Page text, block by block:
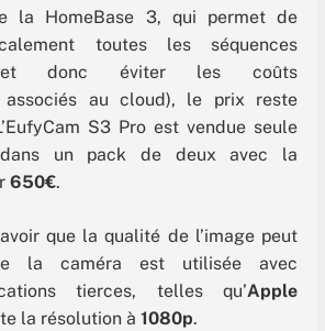
la HomeBase 3, qui permet de
toutes les séquences
(et donc éviter les coûts
associés au cloud), le prix reste
S3 Pro est vendue seule
un pack de deux avec la
650€.
que la qualité de l’image peut
la caméra est utilisée avec
tierces, telles qu’Apple
la résolution à 1080p.